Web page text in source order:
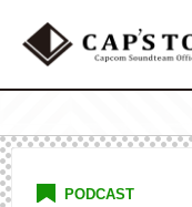
PODCAST